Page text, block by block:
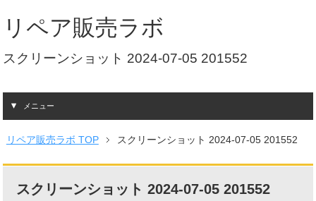
リペア販売ラボ
スクリーンショット 2024-07-05 201552
メニュー
リペア販売ラボ TOP スクリーンショット 2024-07-05 201552
スクリーンショット 2024-07-05 201552